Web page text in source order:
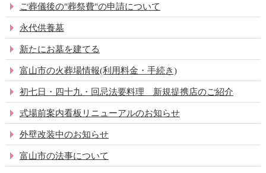
ご葬儀後の"葬祭費"の申請について
永代供養墓
新たにお墓を建てる
富山市の火葬場情報(利用料金・手続き)
初七日・四十九・回忌法要料理 新規提携店のご紹介
式場前案内看板リニューアルのお知らせ
外壁改装中のお知らせ
富山市の法事について